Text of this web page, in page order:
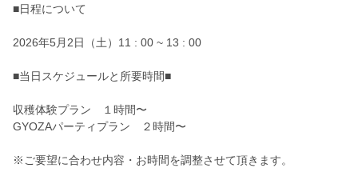
■日程について
2026年5月2日（土）11 : 00 ~ 13 : 00
■当日スケジュールと所要時間■
収穫体験プラン １時間〜
GYOZAパーティプラン ２時間〜
※ご要望に合わせ内容・お時間を調整させて頂きます。